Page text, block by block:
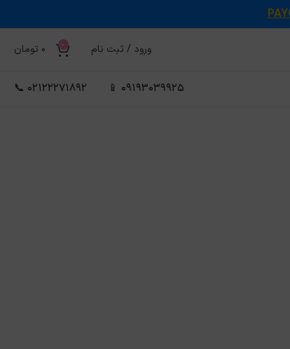
ورود / ثبت نام 0
0 تومان
09193039925 📱
02122271892 📞